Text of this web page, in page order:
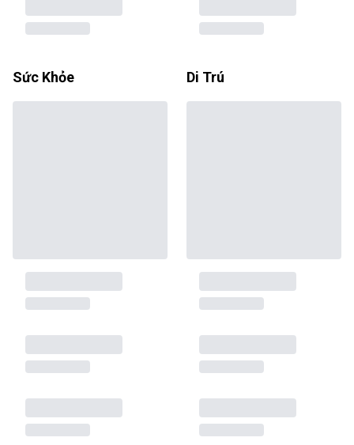
Sức Khỏe Di Trú